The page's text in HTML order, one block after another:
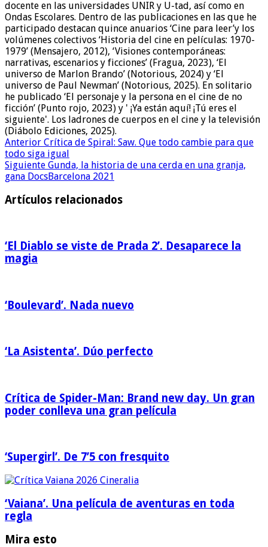
docente en las universidades UNIR y U-tad, así como en
Ondas Escolares. Dentro de las publicaciones en las que he
participado destacan quince anuarios ‘Cine para leer’y los
volúmenes colectivos ‘Historia del cine en películas: 1970-
1979’ (Mensajero, 2012), ‘Visiones contemporáneas:
narrativas, escenarios y ficciones’ (Fragua, 2023), ‘El
universo de Marlon Brando’ (Notorious, 2024) y ‘El
universo de Paul Newman’ (Notorious, 2025). En solitario
he publicado ‘El personaje y la persona en el cine de no
ficción’ (Punto rojo, 2023) y ' ¡Ya están aquí! ¡Tú eres el
siguiente'. Los ladrones de cuerpos en el cine y la televisión
(Diábolo Ediciones, 2025).
Anterior Crítica de Spiral: Saw. Que todo cambie para que
todo siga igual
Siguiente Gunda, la historia de una cerda en una granja,
gana DocsBarcelona 2021
Artículos relacionados
‘El Diablo se viste de Prada 2’. Desaparece la
magia
‘Boulevard’. Nada nuevo
‘La Asistenta’. Dúo perfecto
Crítica de Spider-Man: Brand new day. Un gran
poder conlleva una gran película
‘Supergirl’. De 7’5 con fresquito
‘Vaiana’. Una película de aventuras en toda
regla
Mira esto